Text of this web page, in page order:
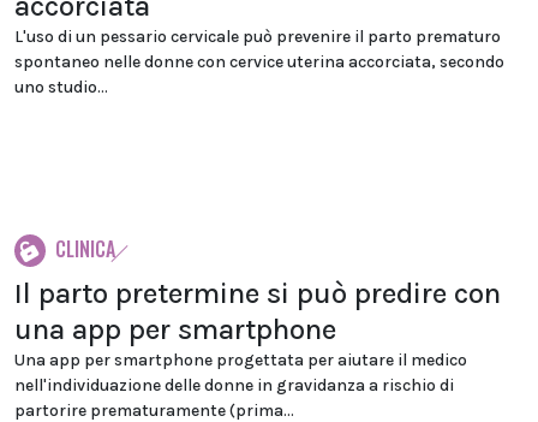
L'uso di un pessario cervicale può prevenire il parto prematuro
spontaneo nelle donne con cervice uterina accorciata, secondo
uno studio...
CLINICA
Il parto pretermine si può predire con
una app per smartphone
Una app per smartphone progettata per aiutare il medico
nell'individuazione delle donne in gravidanza a rischio di
partorire prematuramente (prima...